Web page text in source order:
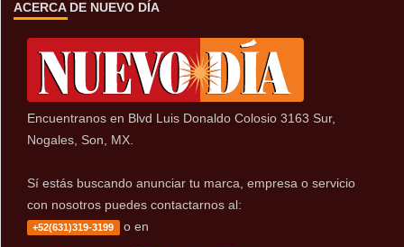
ACERCA DE NUEVO DÍA
Encuentranos en Blvd Luis Donaldo Colosio 3163 Sur,
Nogales, Son, MX.
Sí estás buscando anunciar tu marca, empresa o servicio
con nosotros puedes contactarnos al:
+52(631)319-3199 o en